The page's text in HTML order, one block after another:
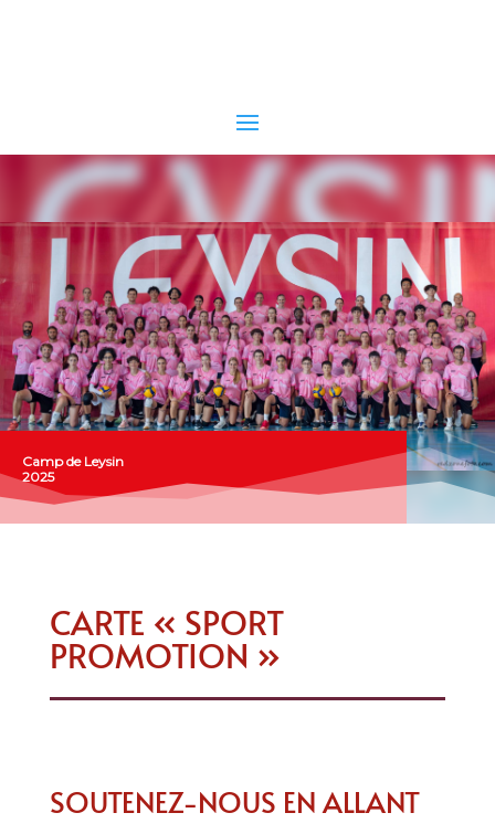
CARTE « SPORT
PROMOTION »
SOUTENEZ-NOUS EN ALLANT